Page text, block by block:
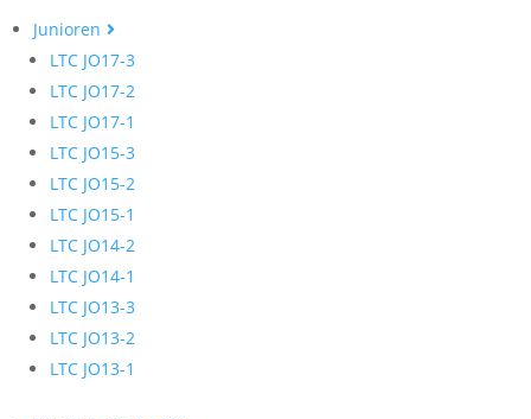
Junioren
LTC JO17-3
LTC JO17-2
LTC JO17-1
LTC JO15-3
LTC JO15-2
LTC JO15-1
LTC JO14-2
LTC JO14-1
LTC JO13-3
LTC JO13-2
LTC JO13-1